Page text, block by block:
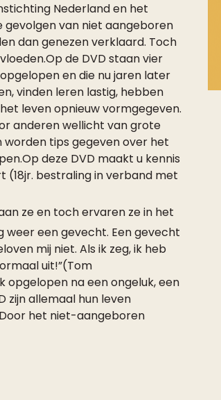
Nederland en het
gevolgen van niet aangeboren
dan genezen verklaard. Toch
de DVD staan vier
en die nu jaren later
vinden leren lastig, hebben
leven opnieuw vormgegeven.
anderen wellicht van grote
tips gegeven over het
deze DVD maakt u kennis
(18jr. bestraling in verband met
ze en toch ervaren ze in het
weer een gevecht. Een gevecht
mij niet. Als ik zeg, ik heb
uit!”(Tom
na een ongeluk, een
zijn allemaal hun leven
het niet-aangeboren